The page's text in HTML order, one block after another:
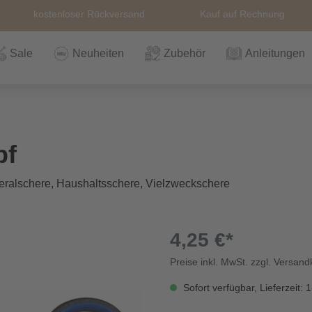
kostenloser Rückversand Kauf auf Rechnung
Sale Neuheiten Zubehör Anleitungen
Häkeln
Sale
Wolle
Zubehör
Nähzubehör
Prym Love
Bücher
Einzelanleitungen
Haushaltsschere, Vielzweckschere
4,25 €*
Preise inkl. MwSt. zzgl.
Sofort verfügbar, Lieferzeit: